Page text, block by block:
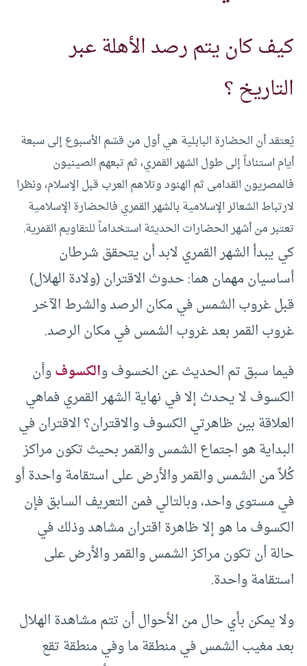
كيف كان يتم رصد الأهلة عبر
التاريخ ؟
يُعتقد أن الحضارة البابلية هي أول من قسّم الأسبوع إلى سبعة
أيام استناداً إلى طول الشهر القمري، ثم تبعهم الصينيون
فالمصريون القدامى ثم الهنود وتلاهم العرب قبل الإسلام، ونظرا
لارتباط الشعائر الإسلامية بالشهر القمري فالحضارة الإسلامية
تعتبر من أشهر الحضارات الحديثة استخداماً للتقاويم القمرية.
كي يبدأ الشهر القمري لابد أن يتحقق شرطان
أساسيان مهمان هما: حدوث الاقتران (ولادة الهلال)
قبل غروب الشمس في مكان الرصد والشرط الآخر
غروب القمر بعد غروب الشمس في مكان الرصد.
فيما سبق تم الحديث عن الخسوف والكسوفوأن
الكسوف لا يحدث إلا في نهاية الشهر القمري فماهي
العلاقة بين ظاهرتي الكسوف والاقتران؟ الاقتران في
البداية هو اجتماع الشمس والقمر بحيث تكون مراكز
كُلاً من الشمس والقمر والأرض على استقامة واحدة أو
في مستوى واحد، وبالتالي فمن التعريف السابق فإن
الكسوف ما هو إلا ظاهرة اقتران مشاهد وذلك في
حالة أن تكون مراكز الشمس والقمر والأرض على
استقامة واحدة.
ولا يمكن بأي حال من الأحوال أن تتم مشاهدة الهلال
بعد مغيب الشمس في منطقة ما وفي منطقة تقع